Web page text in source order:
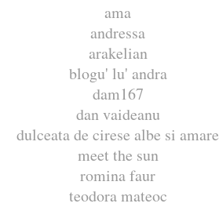
ama
andressa
arakelian
blogu' lu' andra
dam167
dan vaideanu
dulceata de cirese albe si amare
meet the sun
romina faur
teodora mateoc